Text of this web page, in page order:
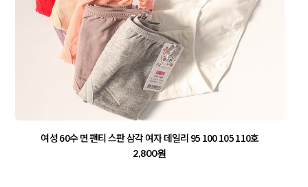
여성 60수 면 팬티 스판 삼각 여자 데일리 95 100 105 110호
2,800원